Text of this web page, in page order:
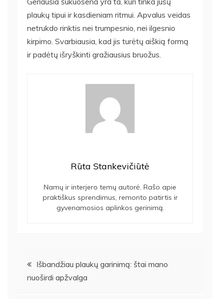
plaukų tipui ir kasdieniam ritmui. Apvalus veidas
netrukdo rinktis nei trumpesnio, nei ilgesnio
kirpimo. Svarbiausia, kad jis turėtų aiškią formą
ir padėtų išryškinti gražiausius bruožus.
Rūta Stankevičiūtė
Namų ir interjero temų autorė. Rašo apie
praktiškus sprendimus, remonto patirtis ir
gyvenamosios aplinkos gerinimą.
Navigacija
tarp
Išbandžiau plaukų garinimą: štai mano
nuoširdi apžvalga